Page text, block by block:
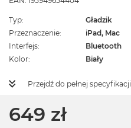
Typ
Gładzik
Przeznaczenie
iPad, Mac
Interfejs
Bluetooth
Kolor
Biały
Przejdź do pełnej specyfikacji
649 zł